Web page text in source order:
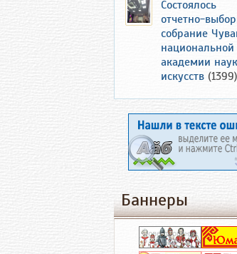
Состоялось
отчетно-
собрание
национальной
академии
искусств (1399)
Баннеры